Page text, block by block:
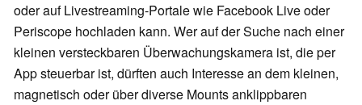
oder auf Livestreaming-Portale wie Facebook Live oder
Periscope hochladen kann. Wer auf der Suche nach einer
kleinen versteckbaren Überwachungskamera ist, die per
App steuerbar ist, dürften auch Interesse an dem kleinen,
magnetisch oder über diverse Mounts anklippbaren